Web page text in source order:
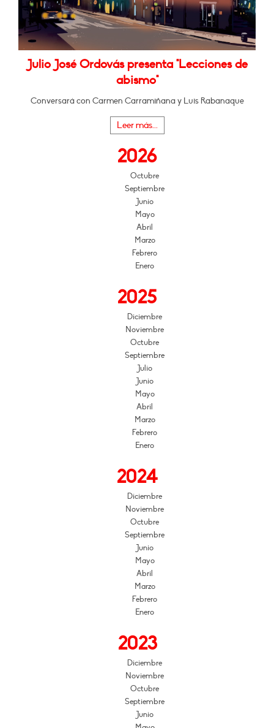
Julio José Ordovás presenta "Lecciones de
abismo"
Conversará con Carmen Carramiñana y Luis Rabanaque
Leer más...
2026
Octubre
Septiembre
Junio
Mayo
Abril
Marzo
Febrero
Enero
2025
Diciembre
Noviembre
Octubre
Septiembre
Julio
Junio
Mayo
Abril
Marzo
Febrero
Enero
2024
Diciembre
Noviembre
Octubre
Septiembre
Junio
Mayo
Abril
Marzo
Febrero
Enero
2023
Diciembre
Noviembre
Octubre
Septiembre
Junio